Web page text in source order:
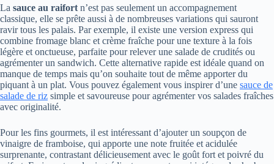
La sauce au raifort n’est pas seulement un accompagnement
classique, elle se prête aussi à de nombreuses variations qui sauront
ravir tous les palais. Par exemple, il existe une version express qui
combine fromage blanc et crème fraîche pour une texture à la fois
légère et onctueuse, parfaite pour relever une salade de crudités ou
agrémenter un sandwich. Cette alternative rapide est idéale quand on
manque de temps mais qu’on souhaite tout de même apporter du
piquant à un plat. Vous pouvez également vous inspirer d’une sauce de
salade de riz simple et savoureuse pour agrémenter vos salades fraîches
avec originalité.
Pour les fins gourmets, il est intéressant d’ajouter un soupçon de
vinaigre de framboise, qui apporte une note fruitée et acidulée
surprenante, contrastant délicieusement avec le goût fort et poivré du